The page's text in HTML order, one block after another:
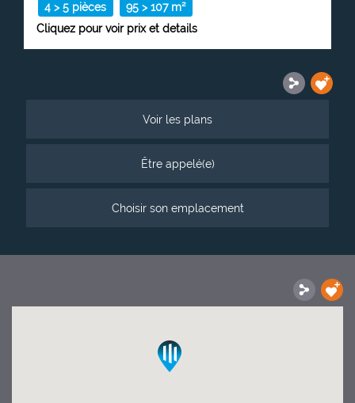
4 > 5 pièces
95 > 107 m²
Cliquez pour voir prix et details
Voir les plans
Être appelé(e)
Choisir son emplacement